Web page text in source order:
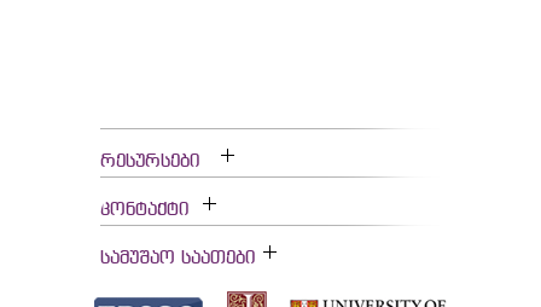
რესურსები
კონტაქტი
სამუშაო საათები